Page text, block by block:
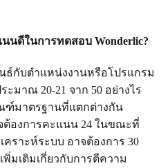
นดีในการทดสอบ Wonderlic?
กับตำแหน่งงานหรือโปรแกรม
มาณ 20-21 จาก 50 อย่างไร
ฑ์มาตรฐานที่แตกต่างกัน
ต้องการคะแนน 24 ในขณะที่
ราะห์ระบบ อาจต้องการ 30
มเติมเกี่ยวกับการตีความ